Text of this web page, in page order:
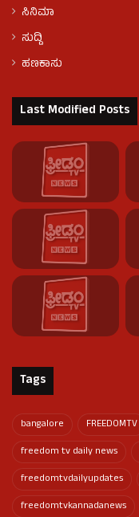
ಸಿನಿಮಾ
ಸುದ್ದಿ
ಹಣಕಾಸು
Last Modified Posts
Tags
bangalore FREEDOMTV
freedom tv daily news
freedomtvdailyupdates
freedomtvkannadanews